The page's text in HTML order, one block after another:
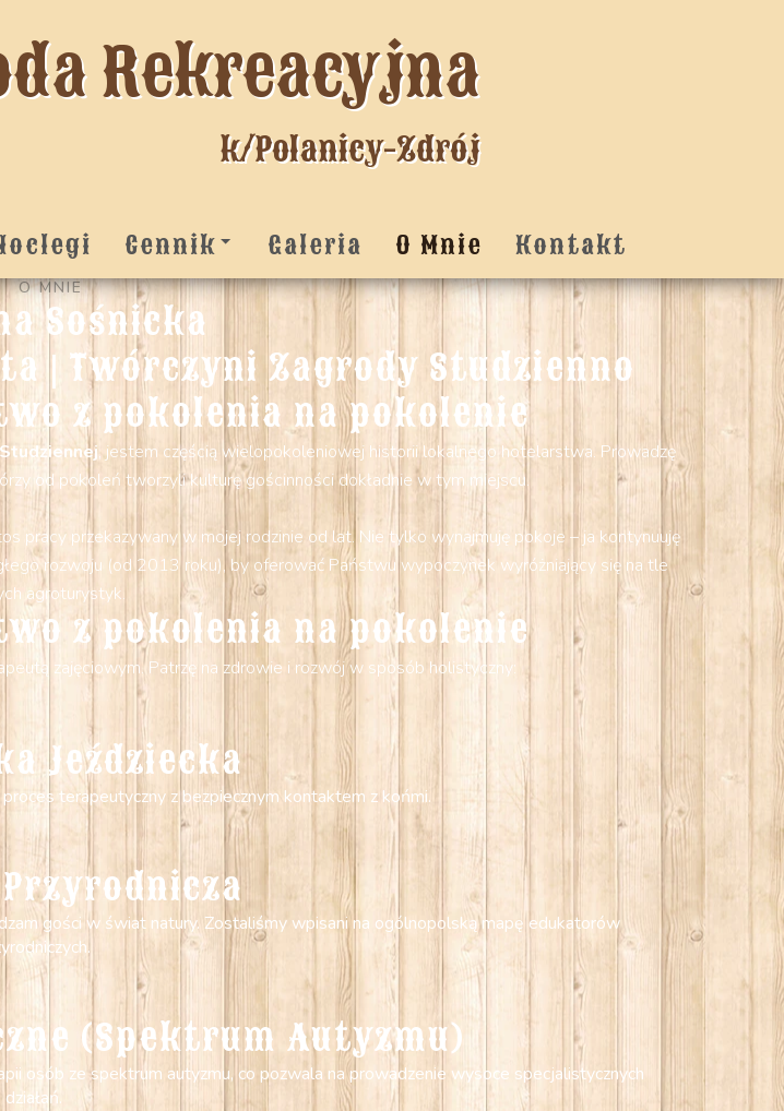
Rekreacyjna
k/Polanicy-Zdrój
Cennik Galeria O Mnie Kontakt
O MNIE
Sośnicka
| Twórczyni Zagrody Studzienno
z pokolenia na pokolenie
, jestem częścią wielopokoleniowej historii lokalnego hotelarstwa. Prowadzę
od pokoleń tworzyli kulturę gościnności dokładnie w tym miejscu.
pracy przekazywany w mojej rodzinie od lat. Nie tylko wynajmuję pokoje – ja kontynuuję
rozwoju (od 2013 roku), by oferować Państwu wypoczynek wyróżniający się na tle
agroturystyk.
z pokolenia na pokolenie
zajęciowym. Patrzę na zdrowie i rozwój w sposób holistyczny:
Jeździecka
terapeutyczny z bezpiecznym kontaktem z końmi.
gości w świat natury. Zostaliśmy wpisani na ogólnopolską mapę edukatorów
(Spektrum Autyzmu)
osób ze spektrum autyzmu, co pozwala na prowadzenie wysoce specjalistycznych
działań.